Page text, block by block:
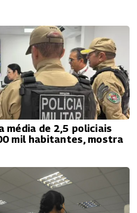
média de 2,5 policiais
mil habitantes, mostra